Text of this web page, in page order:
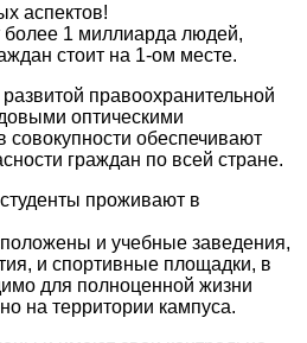
аспектов!
более 1 миллиарда людей,
стоит на 1-ом месте.
правоохранительной
оптическими
совокупности обеспечивают
граждан по всей стране.
проживают в
и учебные заведения,
и спортивные площадки, в
для полноценной жизни
на территории кампуса.